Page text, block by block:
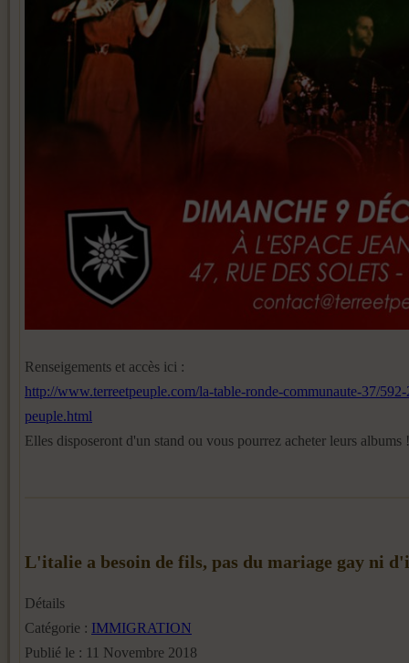
Renseigements et accès ici :
http://www.terreetpeuple.com/la-table-ronde-communaute-37/
peuple.html
Elles disposeront d'un stand ou vous pourrez acheter leurs albums !
L'italie a besoin de fils, pas du mariage gay ni
Détails
Catégorie : IMMIGRATION
Publié le : 11 Novembre 2018